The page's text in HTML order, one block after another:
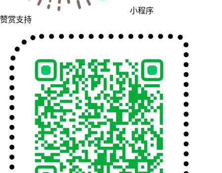
小程序
赞赏支持